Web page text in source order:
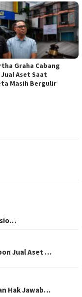
Graha Cabang
Aset Saat
Masih Bergulir
Jual Aset …
Hak Jawab…